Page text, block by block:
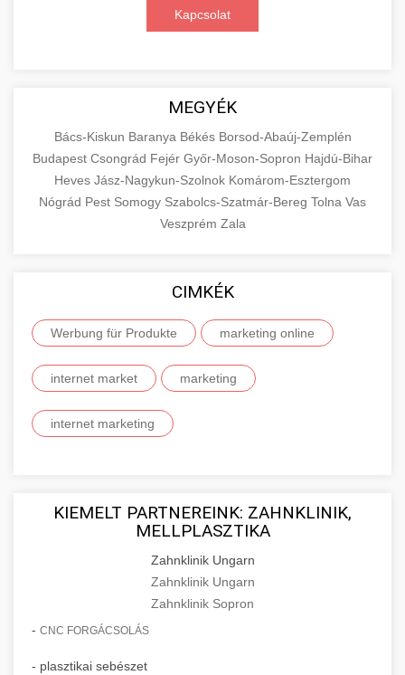
Kapcsolat
MEGYÉK
Bács-Kiskun Baranya Békés Borsod-Abaúj-Zemplén
Budapest Csongrád Fejér Győr-Moson-Sopron Hajdú-Bihar
Heves Jász-Nagykun-Szolnok Komárom-Esztergom
Nógrád Pest Somogy Szabolcs-Szatmár-Bereg Tolna Vas
Veszprém Zala
CIMKÉK
Werbung für Produkte marketing online
internet market marketing
internet marketing
KIEMELT PARTNEREINK: ZAHNKLINIK,
MELLPLASZTIKA
Zahnklinik Ungarn
Zahnklinik Ungarn
Zahnklinik Sopron
- CNC FORGÁCSOLÁS
- plasztikai sebészet